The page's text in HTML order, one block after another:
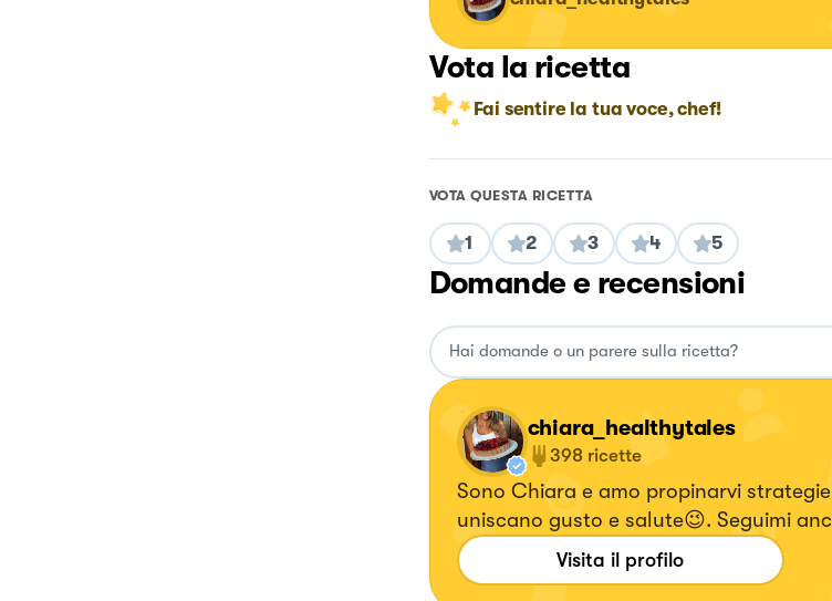
Vota la ricetta
Fai sentire la tua voce, chef!
VOTA QUESTA RICETTA
1 2 3 4 5
Domande e recensioni
chiara_healthytales
398 ricette
Sono Chiara e amo propinarvi
uniscano gusto e salute😉. Seguimi
tutti i video delle ricette 🥰! 👉🏻ig :
Visita il profilo